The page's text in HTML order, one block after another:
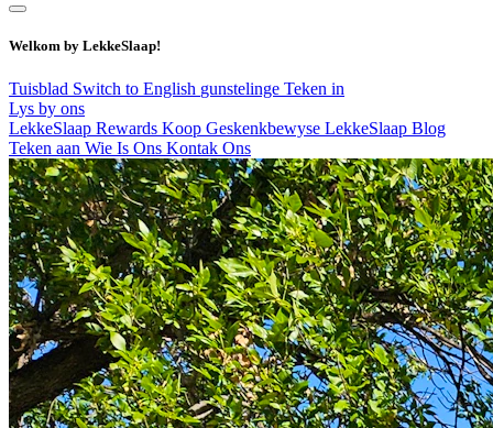
Welkom by LekkeSlaap!
Tuisblad Switch to English gunstelinge Teken in
Lys by ons
LekkeSlaap Rewards Koop Geskenkbewyse LekkeSlaap Blog
Teken aan Wie Is Ons Kontak Ons